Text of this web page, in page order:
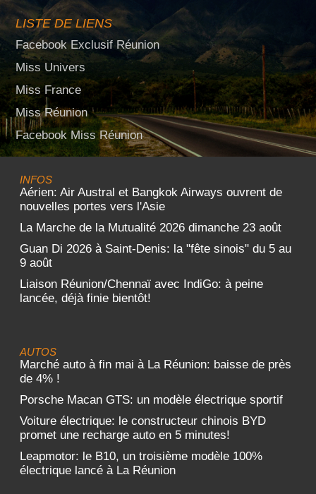
LISTE DE LIENS
Facebook Exclusif Réunion
Miss Univers
Miss France
Miss Réunion
Facebook Miss Réunion
INFOS
Aérien: Air Austral et Bangkok Airways ouvrent de
nouvelles portes vers l'Asie
La Marche de la Mutualité 2026 dimanche 23 août
Guan Di 2026 à Saint-Denis: la "fête sinois" du 5 au
9 août
Liaison Réunion/Chennaï avec IndiGo: à peine
lancée, déjà finie bientôt!
AUTOS
Marché auto à fin mai à La Réunion: baisse de près
de 4% !
Porsche Macan GTS: un modèle électrique sportif
Voiture électrique: le constructeur chinois BYD
promet une recharge auto en 5 minutes!
Leapmotor: le B10, un troisième modèle 100%
électrique lancé à La Réunion